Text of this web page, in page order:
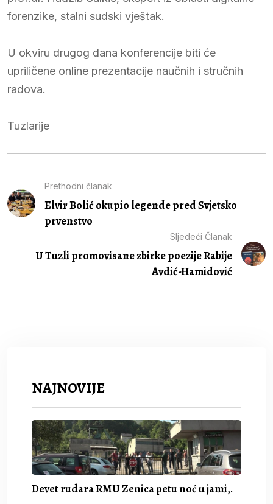
forenzike, stalni sudski vještak.
U okviru drugog dana konferencije biti će
upriličene online prezentacije naučnih i stručnih
radova.
Tuzlarije
Prethodni članak
Elvir Bolić okupio legende pred Svjetsko
prvenstvo
Sljedeći Članak
U Tuzli promovisane zbirke poezije Rabije
Avdić-Hamidović
NAJNOVIJE
Devet rudara RMU Zenica petu noć u jami,.